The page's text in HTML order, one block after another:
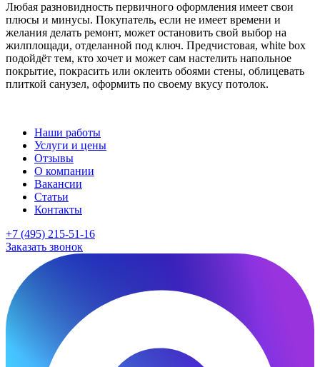
Любая разновидность первичного оформления имеет свои
плюсы и минусы. Покупатель, если не имеет времени и
желания делать ремонт, может остановить свой выбор на
жилплощади, отделанной под ключ. Предчистовая, white box
подойдёт тем, кто хочет и может сам настелить напольное
покрытие, покрасить или оклеить обоями стены, облицевать
плиткой санузел, оформить по своему вкусу потолок.
Наши работы
Услуги и цены
Отзывы
О компании
Вакансии
Статьи
Контакты
+7 (495) 215-51-16
Заказать звонок